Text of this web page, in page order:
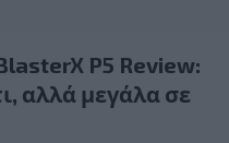
P5 Review:
αλλά μεγάλα σε